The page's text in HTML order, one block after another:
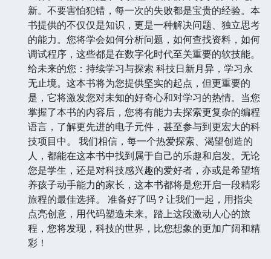
新。不要害怕犯错，每一次的失败都是宝贵的经验。本
书提供的不仅仅是知识，更是一种解决问题、独立思考
的能力。您将学会如何分析问题，如何查找资料，如何
调试程序，这些都是在数字化时代至关重要的软技能。
给未来的您：持续学习与探索 科技日新月异，学习永
无止境。这本书将为您提供坚实的起点，但更重要的
是，它将激发您对未知的好奇心和对学习的热情。当您
掌握了本书的内容后，您将有能力去探索更复杂的编程
语言，了解更先进的电子元件，甚至参与到更宏大的科
技项目中。 我们相信，每一个热爱探索、渴望创造的
人，都能在这本书中找到属于自己的乐趣和启发。无论
您是学生，还是对科技感兴趣的爱好者，亦或是希望培
养孩子动手能力的家长，这本书都将是您开启一段精彩
旅程的最佳选择。 准备好了吗？让我们一起，用指尖
点亮创意，用代码塑造未来。踏上这段激动人心的旅
程，您将发现，科技的世界，比您想象的更加广阔和精
彩！